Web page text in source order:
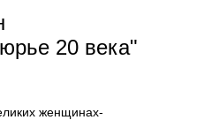
20 века"
женщинах-